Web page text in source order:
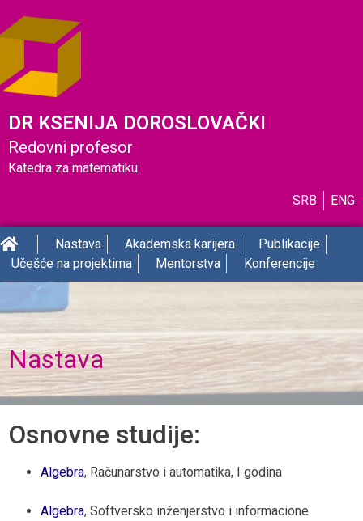
DR KSENIJA DOROSLOVAČKI
Redovni profesor
Katedra za matematiku
SRB ENG
Nastava Akademska karijera
Publikacije
Učešće na projektima
Mentorstva Konferencije
Nastava
Osnovne studije:
Algebra, Računarstvo i automatika, I godina
Algebra, Softversko inženjerstvo i informacione